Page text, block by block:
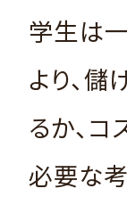
学生は
より、
るか、
必要な